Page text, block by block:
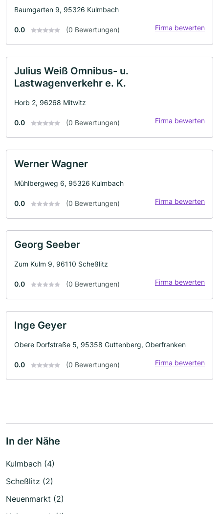
Baumgarten 9, 95326 Kulmbach
0.0 (0 Bewertungen) Firma bewerten
Julius Weiß Omnibus- u.
Lastwagenverkehr e. K.
Horb 2, 96268 Mitwitz
0.0 (0 Bewertungen) Firma bewerten
Werner Wagner
Mühlbergweg 6, 95326 Kulmbach
0.0 (0 Bewertungen) Firma bewerten
Georg Seeber
Zum Kulm 9, 96110 Scheßlitz
0.0 (0 Bewertungen) Firma bewerten
Inge Geyer
Obere Dorfstraße 5, 95358 Guttenberg, Oberfranken
0.0 (0 Bewertungen) Firma bewerten
In der Nähe
Kulmbach (4)
Scheßlitz (2)
Neuenmarkt (2)